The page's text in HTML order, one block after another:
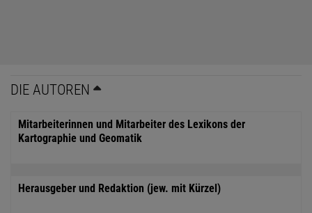
DIE AUTOREN
Mitarbeiterinnen und Mitarbeiter des Lexikons der
Kartographie und Geomatik
Herausgeber und Redaktion (jew. mit Kürzel)